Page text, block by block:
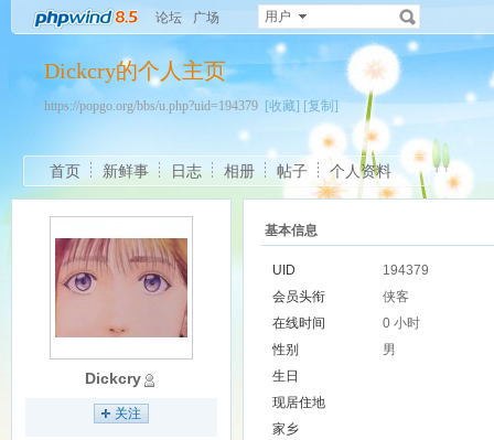
论坛 广场 用户
Dickcry的个人主页
https://popgo.org/bbs/u.php?uid=194379 [收藏] [复制]
首页 新鲜事 日志 相册 帖子 个人资料
Dickcry
关注
基本信息
UID
194379
会员头衔
侠客
在线时间
0 小时
性别
男
生日
现居住地
家乡